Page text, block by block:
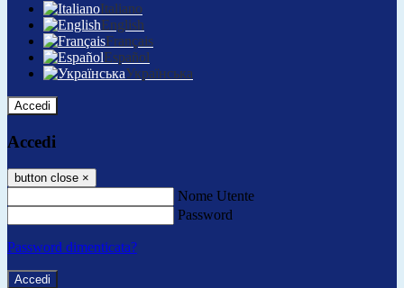
Italiano
English
Français
Español
Українська
Accedi
Accedi
button close ×
Nome Utente
Password
Password dimenticata?